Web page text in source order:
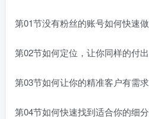
第01节没有粉丝的账号如何快速
第02节如何定位，让你同样的付
第03节如何让你的精准客户有需
第04节如何快速找到适合你的细